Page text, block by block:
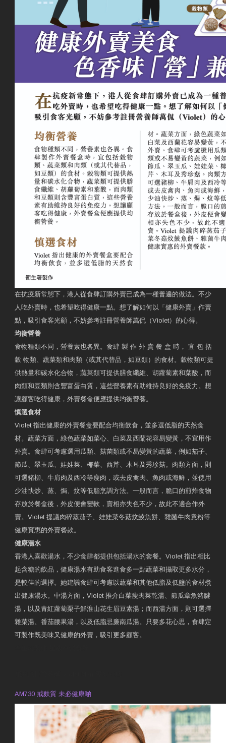
在抗疫新常態下，港人從食肆訂購外賣已成為一種普遍的做法。不少
人吃外賣時，也希望吃得健康一點。想了解如何以「健康外賣」作賣
點，吸引食客光顧，不妨參考註冊營養師萬侃（Violet）的心得。
均衡營養
食物種類不同，營養素也各異。食肆 製 作 外 賣 餐 盒 時， 宜 包 括
穀 物類、蔬菜類和肉類（或其代替品，如豆類）的食材。穀物類可提
供熱量和碳水化合物，蔬菜類可提供膳食纖維、胡蘿蔔素和葉酸，而
肉類和豆類則含豐富蛋白質，這些營養素有助維持良好的免疫力。想
讓顧客吃得健康，外賣餐盒便應提供均衡營養。
慎選食材
Violet 指出健康的外賣餐盒要配合均衡飲食，並多選低脂的天然食
材。蔬菜方面，綠色蔬菜如菜心、白菜及西蘭花容易變黃，不宜用作
外賣。食肆可考慮選用瓜類、菇菌類或不易變黃的蔬菜，例如茄子、
節瓜、翠玉瓜、娃娃菜、椰菜、西芹、木耳及秀珍菇。肉類方面，則
可選豬柳、牛肩肉及西冷等瘦肉，或去皮禽肉、魚肉或海鮮，並使用
少油快炒、蒸、焗、炆等低脂烹調方法。一般而言，脆口的煎炸食物
存放於餐盒後，外皮便會變軟，賣相亦失色不少，故此不適合作外
賣。Violet 提議肉碎蒸茄子、娃娃菜冬菇炆鯪魚餅、雜菌牛肉意粉等
健康實惠的外賣餐款。
健康湯水
香港人喜歡湯水，不少食肆都提供包括湯水的套餐。Violet 指出相比
起含糖的飲品，健康湯水有助食客進食多一點蔬菜和攝取更多水分，
是較佳的選擇。她建議食肆可考慮以蔬菜和其他低脂及低鹽的食材煮
出健康湯水。中湯方面，Violet 推介白菜瘦肉菜乾湯、節瓜章魚豬腱
湯，以及青紅蘿蔔栗子鮮淮山花生眉豆素湯；而西湯方面，則可選擇
雜菜湯、番茄腰果湯，以及低脂忌廉南瓜湯。只要多花心思，食肆定
可製作既美味又健康的外賣，吸引更多顧客。
AM730 戒麩質 未必健康啲